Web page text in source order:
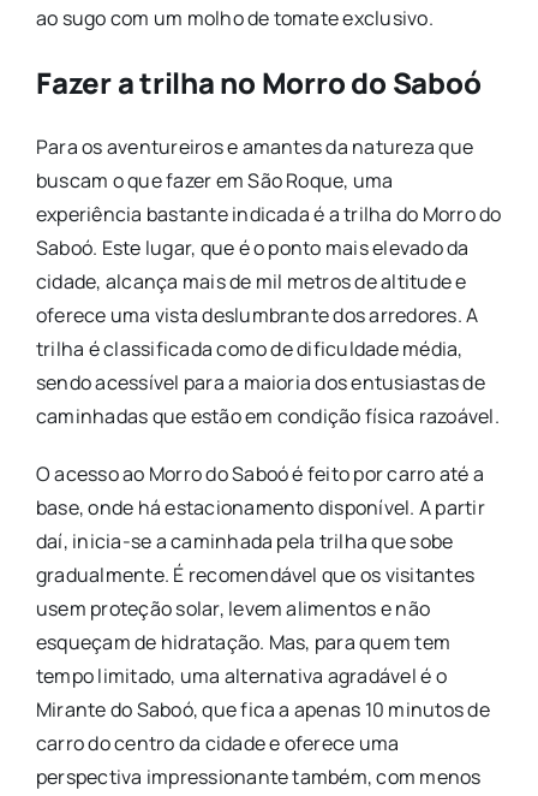
ao sugo com um molho de tomate exclusivo.
Fazer a trilha no Morro do Saboó
Para os aventureiros e amantes da natureza que
buscam o que fazer em São Roque, uma
experiência bastante indicada é a trilha do Morro do
Saboó. Este lugar, que é o ponto mais elevado da
cidade, alcança mais de mil metros de altitude e
oferece uma vista deslumbrante dos arredores. A
trilha é classificada como de dificuldade média,
sendo acessível para a maioria dos entusiastas de
caminhadas que estão em condição física razoável.
O acesso ao Morro do Saboó é feito por carro até a
base, onde há estacionamento disponível. A partir
daí, inicia-se a caminhada pela trilha que sobe
gradualmente. É recomendável que os visitantes
usem proteção solar, levem alimentos e não
esqueçam de hidratação. Mas, para quem tem
tempo limitado, uma alternativa agradável é o
Mirante do Saboó, que fica a apenas 10 minutos de
carro do centro da cidade e oferece uma
perspectiva impressionante também, com menos